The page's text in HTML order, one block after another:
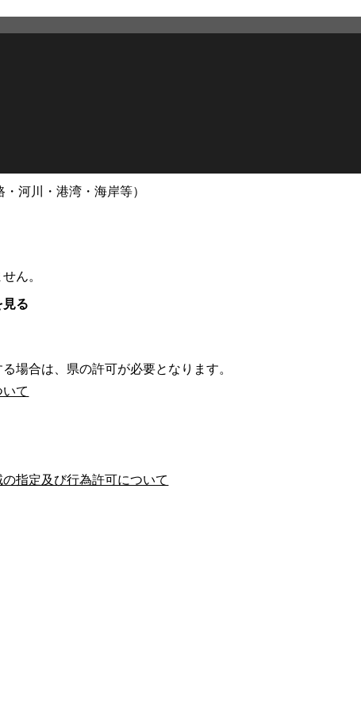
河川・港湾・海岸等）
ん。
見る
場合は、県の許可が必要となります。
て
指定及び行為許可について